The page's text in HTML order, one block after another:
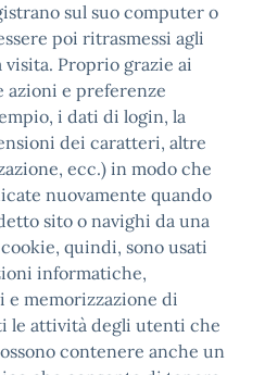
sul suo computer o
poi ritrasmessi agli
visita. Proprio grazie ai
azioni e preferenze
i dati di login, la
dei caratteri, altre
ecc.) in modo che
nuovamente quando
sito o navighi da una
quindi, sono usati
informatiche,
e memorizzazione di
le attività degli utenti che
contenere anche un